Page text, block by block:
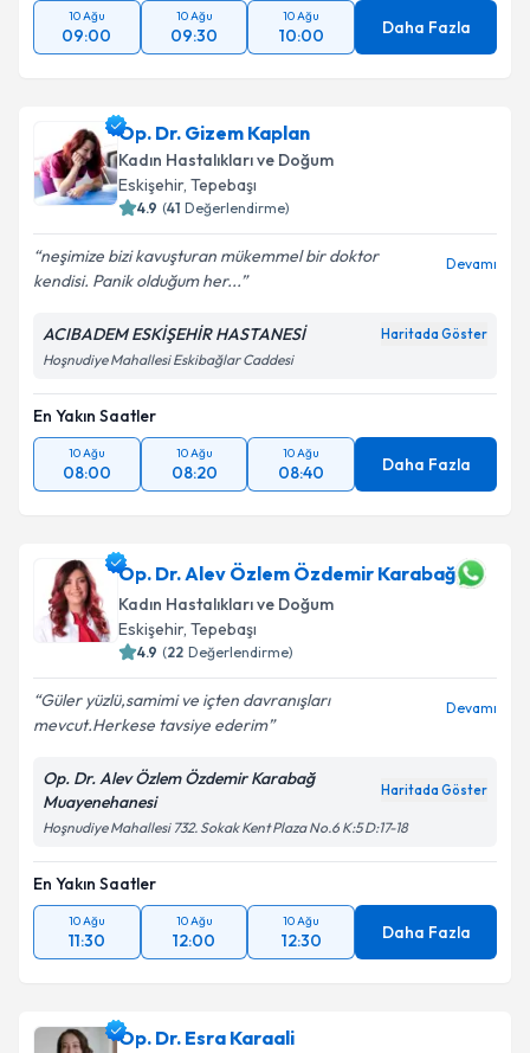
10 Ağu
09:00
10 Ağu
09:30
10 Ağu
10:00 Daha Fazla
Op. Dr. Gizem Kaplan
Kadın Hastalıkları ve Doğum
Eskişehir, Tepebaşı
4.9 (41 Değerlendirme)
neşimize bizi kavuşturan mükemmel bir doktor
kendisi. Panik olduğum her...
Devamı
ACIBADEM ESKİŞEHİR HASTANESİ Haritada Göster
Hoşnudiye Mahallesi Eskibağlar Caddesi
En Yakın Saatler
10 Ağu
08:00
10 Ağu
08:20
10 Ağu
08:40 Daha Fazla
Op. Dr. Alev Özlem Özdemir Karabağ
Kadın Hastalıkları ve Doğum
Eskişehir, Tepebaşı
4.9 (22 Değerlendirme)
Güler yüzlü,samimi ve içten davranışları
mevcut.Herkese tavsiye ederim
Devamı
Op. Dr. Alev Özlem Özdemir Karabağ
Muayenehanesi
Haritada Göster
Hoşnudiye Mahallesi 732. Sokak Kent Plaza No.6 K:5 D:17-18
En Yakın Saatler
10 Ağu
11:30
10 Ağu
12:00
10 Ağu
12:30 Daha Fazla
Op. Dr. Esra Karaali